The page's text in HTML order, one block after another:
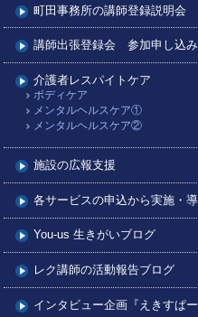
町田事務所の講師登録説明会
講師出張登録会 参加申し込
介護者レスパイトケア
ボディケア
メンタルヘルスケア①
メンタルヘルスケア②
施設の広報支援
各サービスの申込から実施・
You-us 生きがいブログ
レク講師の活動報告ブログ
インタビュー企画『えきすぱ